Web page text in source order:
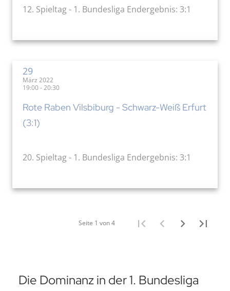
12. Spieltag - 1. Bundesliga Endergebnis: 3:1
29
März 2022
19:00 - 20:30
Rote Raben Vilsbiburg - Schwarz-Weiß Erfurt
(3:1)
20. Spieltag - 1. Bundesliga Endergebnis: 3:1
Seite 1 von 4
Die Dominanz in der 1. Bundesliga